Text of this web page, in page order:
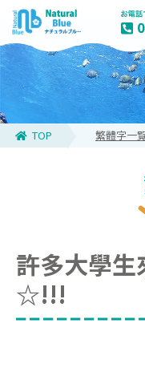
TOP 繁體字一
許多大學
☆!!!